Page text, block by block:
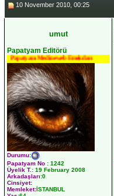
10 November 2010, 00:25
umut
Papatyam Editörü
Papatyam Medineweb Emekdarı
Durumu:
Papatyam No : 1242
Üyelik T.: 19 February 2008
Arkadaşları:0
Cinsiyet:
Memleket:İSTANBUL